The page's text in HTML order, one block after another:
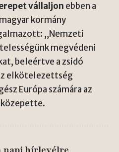
vállaljon ebben a
kormány
„Nemzeti
megvédeni
beleértve a zsidó
elkötelezettség
Európa számára az